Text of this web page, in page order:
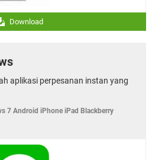
Download
aplikasi perpesanan instan yang
7 Android iPhone iPad Blackberry